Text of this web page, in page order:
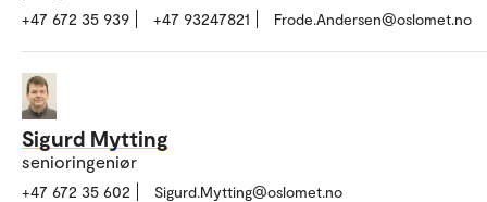
+47 672 35 939 +47 93247821 Frode.Andersen@oslomet.no
Sigurd Mytting
senioringeniør
+47 672 35 602 Sigurd.Mytting@oslomet.no